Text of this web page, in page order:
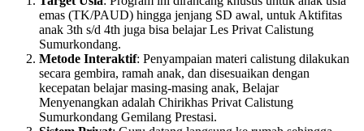
emas (TK/PAUD) hingga jenjang SD awal, untuk Aktifitas
anak 3th s/d 4th juga bisa belajar Les Privat Calistung
Sumurkondang.
Metode Interaktif: Penyampaian materi calistung dilakukan
secara gembira, ramah anak, dan disesuaikan dengan
kecepatan belajar masing-masing anak, Belajar
Menyenangkan adalah Chirikhas Privat Calistung
Sumurkondang Gemilang Prestasi.